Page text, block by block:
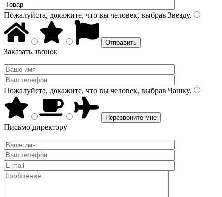
Пожалуйста, докажите, что вы человек, выбрав Звезду.
Заказать звонок
Пожалуйста, докажите, что вы человек, выбрав Чашку.
Письмо директору